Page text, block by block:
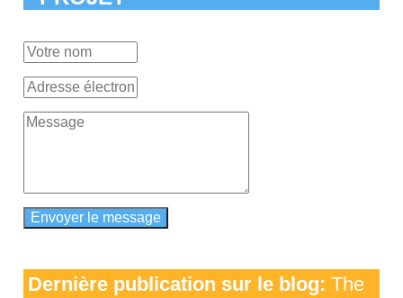
Dernière publication sur le blog: The